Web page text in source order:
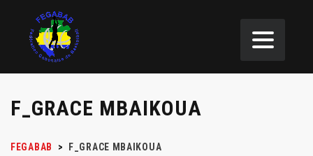
F_GRACE MBAIKOUA
FEGABAB > F_GRACE MBAIKOUA